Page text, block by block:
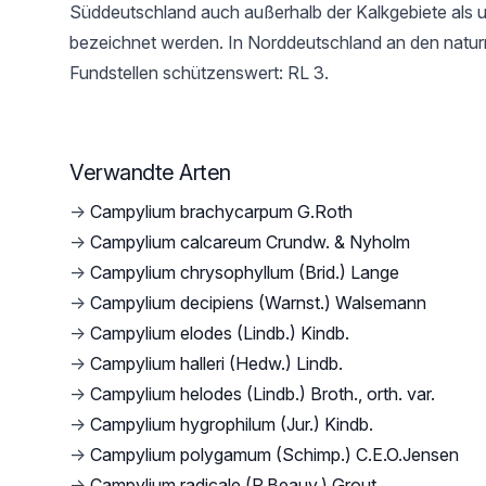
Süddeutschland auch außerhalb der Kalkgebiete als
bezeichnet werden. In Norddeutschland an den
Fundstellen schützenswert: RL 3.
Verwandte Arten
→ Campylium brachycarpum G.Roth
→ Campylium calcareum Crundw. & Nyholm
→ Campylium chrysophyllum (Brid.) Lange
→ Campylium decipiens (Warnst.) Walsemann
→ Campylium elodes (Lindb.) Kindb.
→ Campylium halleri (Hedw.) Lindb.
→ Campylium helodes (Lindb.) Broth., orth. var.
→ Campylium hygrophilum (Jur.) Kindb.
→ Campylium polygamum (Schimp.) C.E.O.Jensen